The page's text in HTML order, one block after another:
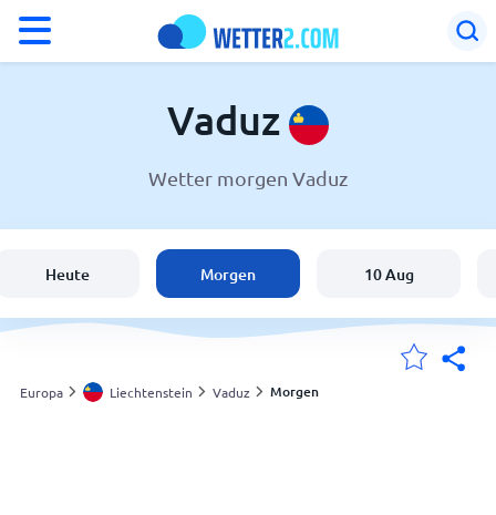
Wetter in Vaduz
Schweiz
Deutschland
Vaduz
Wetter morgen Vaduz
Heute Morgen 10 Aug
Europa Liechtenstein Vaduz Morgen